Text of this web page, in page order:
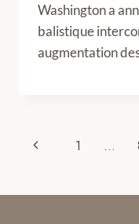
Washington a
balistique
augmentation
Page
Previous1 …